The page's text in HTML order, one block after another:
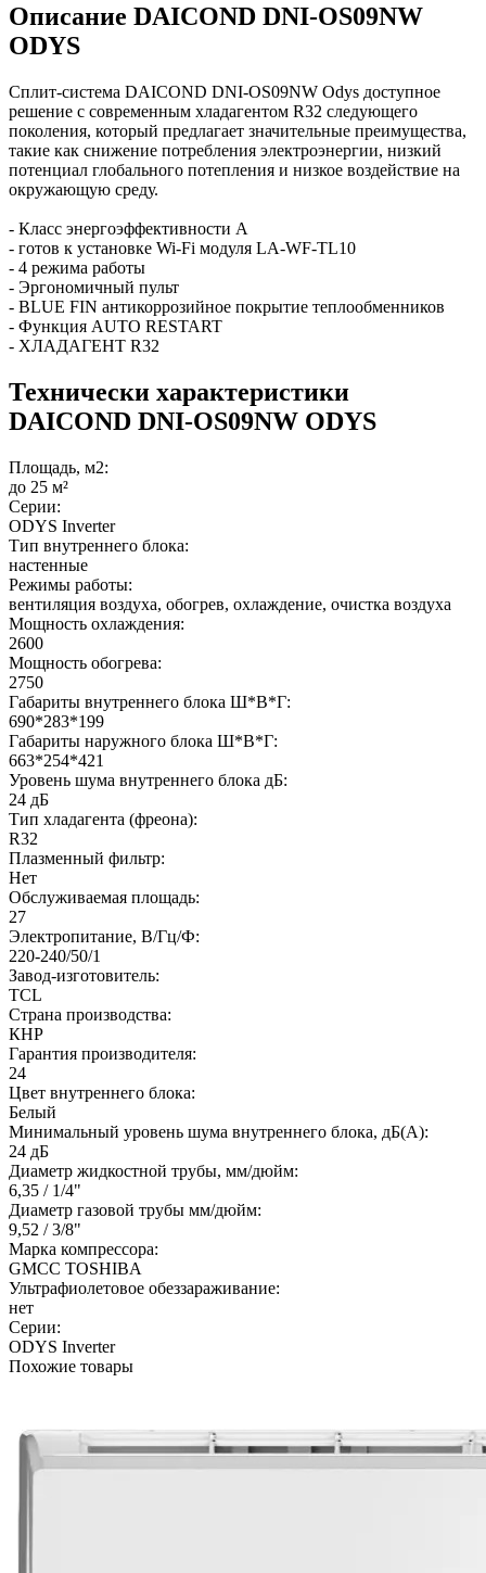
Описание DAICOND DNI-OS09NW
ODYS
Сплит-система DAICOND DNI-OS09NW Odys доступное
решение с современным хладагентом R32 следующего
поколения, который предлагает значительные преимущества,
такие как снижение потребления электроэнергии, низкий
потенциал глобального потепления и низкое воздействие на
окружающую среду.
- Класс энергоэффективности A
- готов к установке Wi-Fi модуля LA-WF-TL10
- 4 режима работы
- Эргономичный пульт
- BLUE FIN антикоррозийное покрытие теплообменников
- Функция AUTO RESTART
- ХЛАДАГЕНТ R32
Технически характеристики
DAICOND DNI-OS09NW ODYS
Площадь, м2:
до 25 м²
Серии:
ODYS Inverter
Тип внутреннего блока:
настенные
Режимы работы:
вентиляция воздуха, обогрев, охлаждение, очистка воздуха
Мощность охлаждения:
2600
Мощность обогрева:
2750
Габариты внутреннего блока Ш*В*Г:
690*283*199
Габариты наружного блока Ш*В*Г:
663*254*421
Уровень шума внутреннего блока дБ:
24 дБ
Тип хладагента (фреона):
R32
Плазменный фильтр:
Нет
Обслуживаемая площадь:
27
Электропитание, В/Гц/Ф:
220-240/50/1
Завод-изготовитель:
TCL
Страна производства:
КНР
Гарантия производителя:
24
Цвет внутреннего блока:
Белый
Минимальный уровень шума внутреннего блока, дБ(А):
24 дБ
Диаметр жидкостной трубы, мм/дюйм:
6,35 / 1/4"
Диаметр газовой трубы мм/дюйм:
9,52 / 3/8"
Марка компрессора:
GMCC TOSHIBA
Ультрафиолетовое обеззараживание:
нет
Серии:
ODYS Inverter
Похожие товары